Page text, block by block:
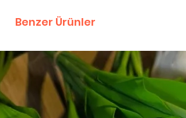
Benzer Ürünler